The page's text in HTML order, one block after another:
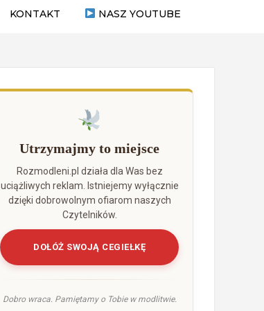
KONTAKT NASZ YOUTUBE
Utrzymajmy to miejsce
Rozmodleni.pl działa dla Was bez
uciążliwych reklam. Istniejemy wyłącznie
dzięki dobrowolnym ofiarom naszych
Czytelników.
DOŁÓŻ SWOJĄ CEGIEŁKĘ
Dobro wraca. Pamiętamy o Tobie w modlitwie.